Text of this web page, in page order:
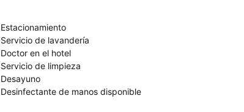
Estacionamiento
Servicio de lavandería
Doctor en el hotel
Servicio de limpieza
Desayuno
Desinfectante de manos disponible